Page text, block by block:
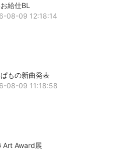
給仕BL
08-09 12:18:14
ぱもの新曲発表
08-09 11:18:58
Art Award展